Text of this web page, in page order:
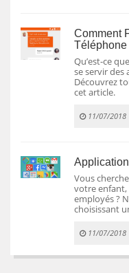
Comment
Téléphone
Qu’est-ce
se servir des
Découvrez
cet article.
11/07/2018
Vous
votre
employés ?
choisissant
11/07/2018